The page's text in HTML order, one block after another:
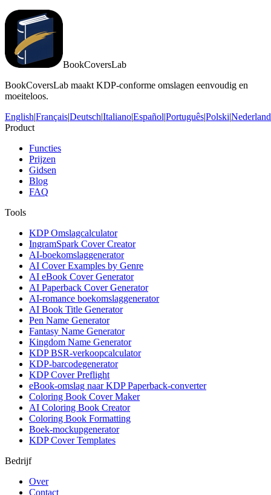
BookCoversLab
BookCoversLab maakt KDP-conforme omslagen eenvoudig en
moeiteloos.
English|Français|Deutsch|Italiano|Español|Português|Polski|
Product
Functies
Prijzen
Gidsen
Blog
FAQ
Tools
KDP Omslagcalculator
IngramSpark Cover Creator
AI-boekomslaggenerator
AI Cover Examples by Genre
AI eBook Cover Generator
AI Paperback Cover Generator
AI-romance boekomslaggenerator
AI Book Title Generator
Pen Name Generator
Fantasy Name Generator
Kingdom Name Generator
KDP BSR-verkoopcalculator
KDP-barcodegenerator
KDP Cover Preflight
eBook-omslag naar KDP Paperback-converter
Coloring Book Cover Maker
AI Coloring Book Creator
Coloring Book Formatting
Boek-mockupgenerator
KDP Cover Templates
Bedrijf
Over
Contact